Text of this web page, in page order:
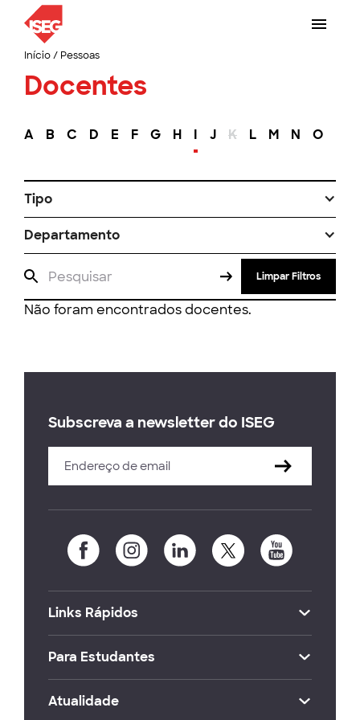
Início/ Pessoas
Docentes
A B C D E F G H I J K L M N O
Tipo
Departamento
Limpar Filtros
Não foram encontrados docentes.
Subscreva a newsletter do ISEG
Links Rápidos
Para Estudantes
Atualidade